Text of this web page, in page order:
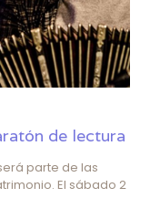
de lectura
parte de las
El sábado 2